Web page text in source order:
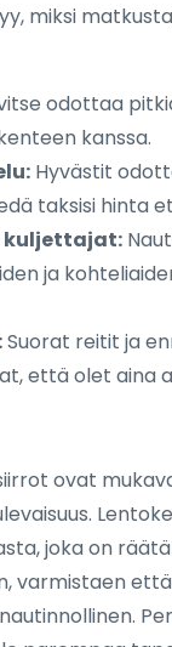
miksi
odottaa
kanssa.
Hyvästit
taksisi hinta
ja
Suorat reitit ja
että olet aina
ovat
joka on
varmistaen